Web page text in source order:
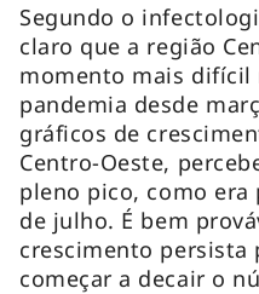
Segundo o
claro que a região
momento mais
pandemia desde
gráficos de
Centro-Oeste,
pleno pico, como era
de julho. É bem
crescimento
começar a decair o